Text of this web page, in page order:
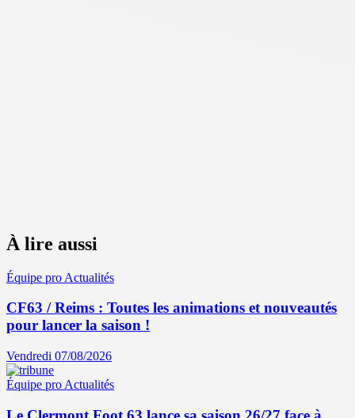
À lire aussi
Équipe pro Actualités
CF63 / Reims : Toutes les animations et nouveautés
pour lancer la saison !
Vendredi 07/08/2026
Équipe pro Actualités